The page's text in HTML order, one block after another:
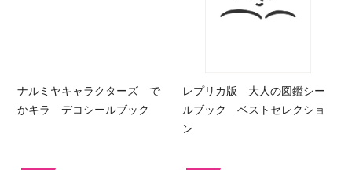
ナルミヤキャラクターズ で
かキラ デコシールブック
レプリカ版 大人の図鑑シー
ルブック ベストセレクショ
ン